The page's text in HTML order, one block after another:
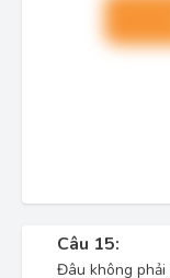
Câu 15:
Đâu không phải